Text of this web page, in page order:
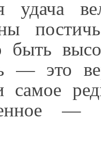
удача
быть
— это
самое
—